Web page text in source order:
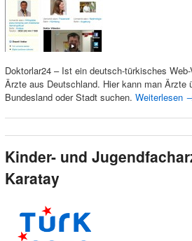
Doktorlar24 – Ist ein deutsch-türkisches
Ärzte aus Deutschland. Hier kann man Ärzte
Bundesland oder Stadt suchen. Weiterlesen
Kinder- und
Karatay